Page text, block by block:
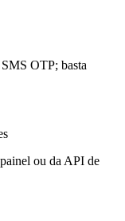
OTP; basta
ou da API de